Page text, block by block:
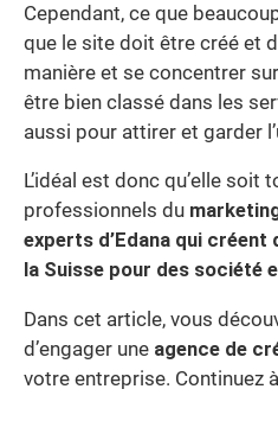
Cependant, ce que
que le site doit être créé et
manière et se concentrer
être bien classé dans les
aussi pour attirer et garder
L’idéal est donc qu’elle soit
professionnels du
experts d’Edana qui
la Suisse pour des société
Dans cet article, vous
d’engager une agence de
votre entreprise. Continuez